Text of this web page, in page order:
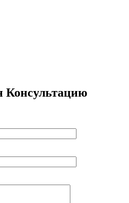
Консультацию